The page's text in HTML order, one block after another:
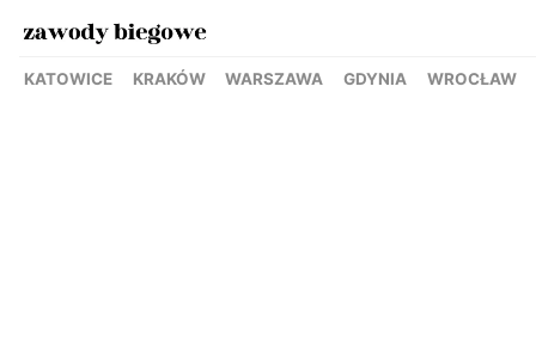
KATOWICE KRAKÓW WARSZAWA GDYNIA WROCŁAW